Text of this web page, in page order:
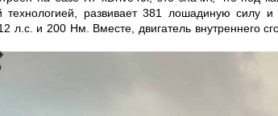
технологией, развивает 381 лошадиную силу
л.с. и 200 Нм. Вместе, двигатель внутреннего